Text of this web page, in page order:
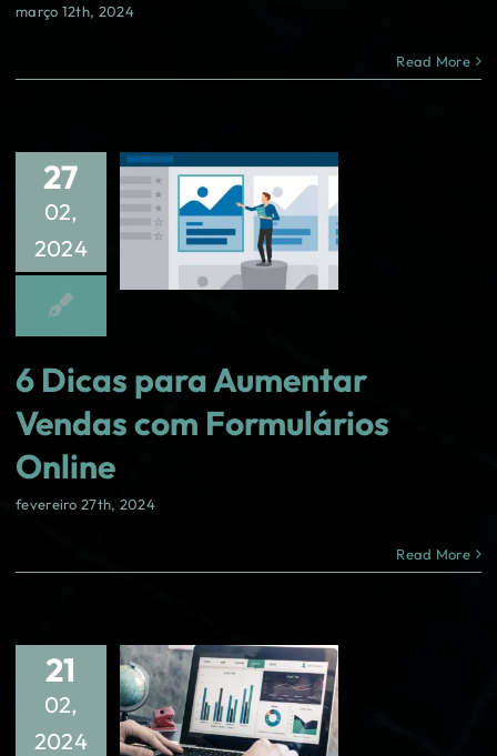
março 12th, 2024
Read More
27
02,
2024
6 Dicas para Aumentar
Vendas com Formulários
Online
fevereiro 27th, 2024
Read More
21
02,
2024